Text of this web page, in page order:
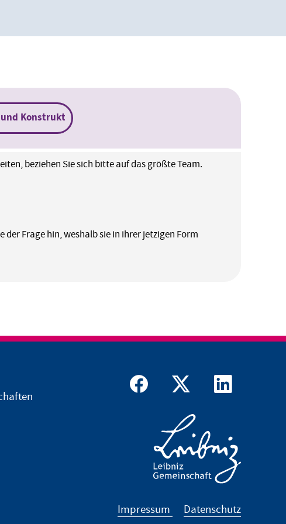
Konstrukt
beziehen Sie sich bitte auf das größte Team.
Frage hin, weshalb sie in ihrer jetzigen Form
Impressum Datenschutz